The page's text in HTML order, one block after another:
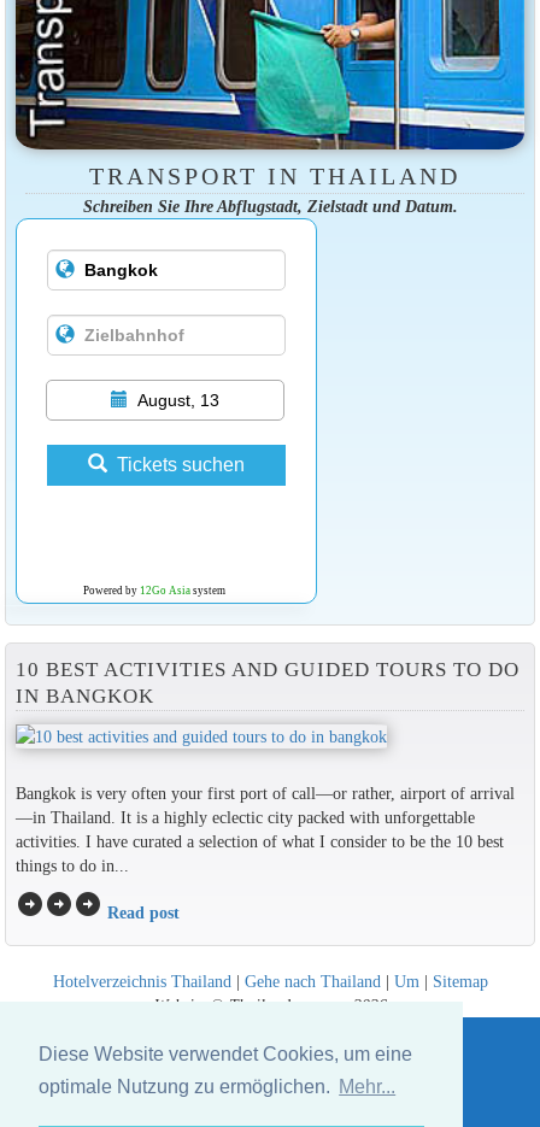
Diese Website verwendet Cookies, um eine
optimale Nutzung zu ermöglichen. Mehr...
TRANSPORT IN THAILAND
Schreiben Sie Ihre Abflugstadt, Zielstadt und Datum.
August, 13
Tickets suchen
Powered by 12Go Asiasystem
10 BEST ACTIVITIES AND GUIDED TOURS TO DO
IN BANGKOK
Bangkok is very often your first port of call—or rather, airport of arrival
—in Thailand. It is a highly eclectic city packed with unforgettable
activities. I have curated a selection of what I consider to be the 10 best
things to do in...
arrow_circle_rightarrow_circle_rightarrow_circle_right Read post
Hotelverzeichnis Thailand | Gehe nach Thailand | Um | Sitemap
Website © Thailandee.com - 2026